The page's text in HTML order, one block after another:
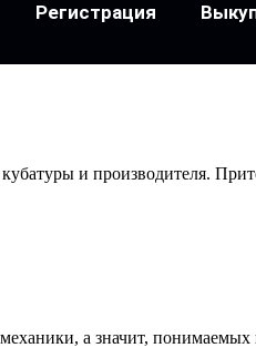
Регистрация
и производителя.
а значит,